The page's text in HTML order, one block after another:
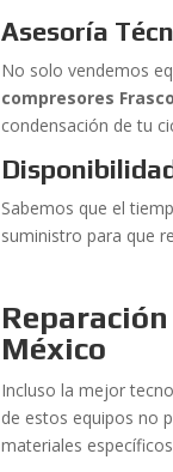
Asesoría
No solo vendemos
compresores
condensación de tu
Sabemos que el
suministro para que
México
Incluso la mejor
de estos equipos no
materiales